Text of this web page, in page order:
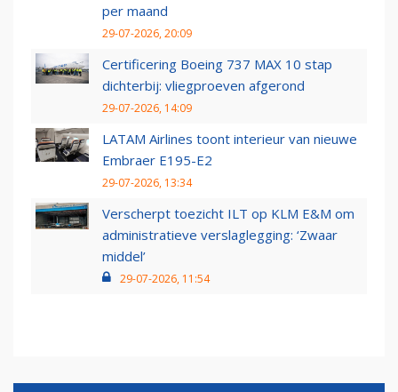
per maand
29-07-2026, 20:09
Certificering Boeing 737 MAX 10 stap
dichterbij: vliegproeven afgerond
29-07-2026, 14:09
LATAM Airlines toont interieur van nieuwe
Embraer E195-E2
29-07-2026, 13:34
Verscherpt toezicht ILT op KLM E&M om
administratieve verslaglegging: ‘Zwaar
middel’
29-07-2026, 11:54